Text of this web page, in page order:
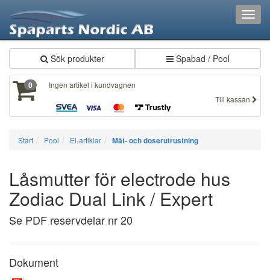
Sök produkter Spabad / Pool
0
Ingen artikel i kundvagnen
Till kassan
Start Pool El-artiklar Mät- och doserutrustning
Låsmutter för electrode hus
Zodiac Dual Link / Expert
Se PDF reservdelar nr 20
Dokument